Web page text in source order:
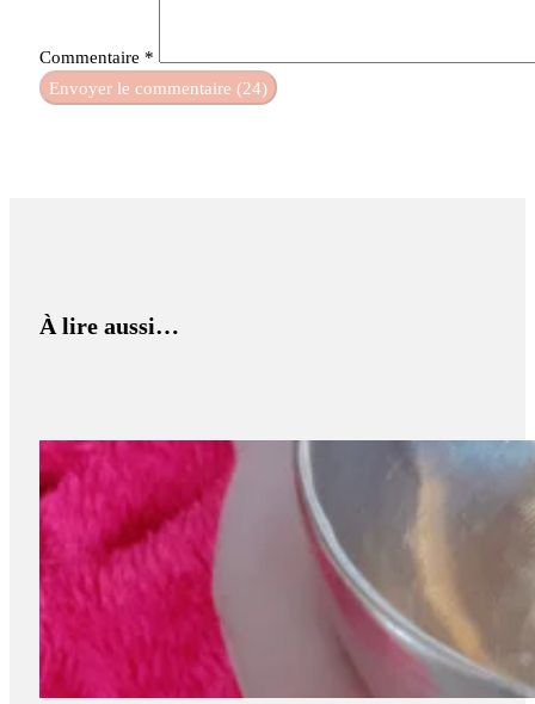
Commentaire *
À lire aussi…